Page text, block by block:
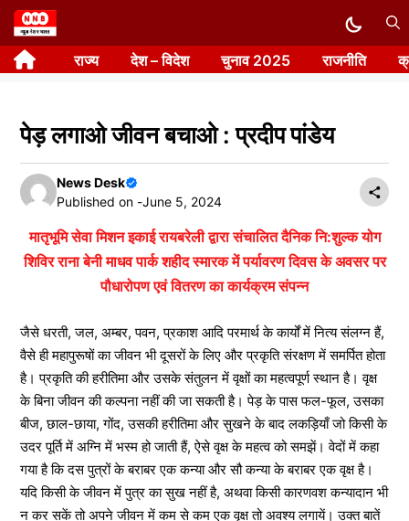
Skip
to
content राज्य देश – विदेश चुनाव 2025 राजनीति
पेड़ लगाओ जीवन बचाओ : प्रदीप पांडेय
News Desk
Published on -June 5, 2024
मातृभूमि सेवा मिशन इकाई रायबरेली द्वारा संचालित दैनिक नि:शुल्क योग
शिविर राना बेनी माधव पार्क शहीद स्मारक में पर्यावरण दिवस के अवसर पर
पौधारोपण एवं वितरण का कार्यक्रम संपन्न
जैसे धरती, जल, अम्बर, पवन, प्रकाश आदि परमार्थ के कार्यों में नित्य संलग्न हैं,
वैसे ही महापुरूषों का जीवन भी दूसरों के लिए और प्रकृति संरक्षण में समर्पित होता
है। प्रकृति की हरीतिमा और उसके संतुलन में वृक्षों का महत्वपूर्ण स्थान है। वृक्ष
के बिना जीवन की कल्पना नहीं की जा सकती है। पेड़ के पास फल-फूल, उसका
बीज, छाल-छाया, गोंद, उसकी हरीतिमा और सुखने के बाद लकड़ियाँ जो किसी के
उदर पूर्ति में अग्नि में भस्म हो जाती हैं, ऐसे वृक्ष के महत्व को समझें। वेदों में कहा
गया है कि दस पुत्रों के बराबर एक कन्या और सौ कन्या के बराबर एक वृक्ष है।
यदि किसी के जीवन में पुत्र का सुख नहीं है, अथवा किसी कारणवश कन्यादान भी
न कर सकें तो अपने जीवन में कम से कम एक वृक्ष तो अवश्य लगायें। उक्त बातें